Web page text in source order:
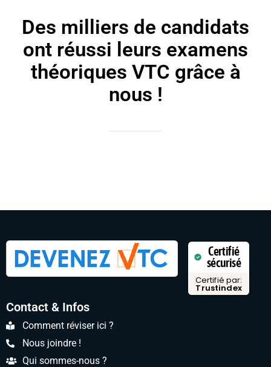
Des milliers de candidats
ont réussi leurs examens
théoriques VTC grâce à
nous !
Certifié
sécurisé
Certifié par:
Trustindex
Contact & Infos
Comment réviser ici ?
Nous joindre !
Qui sommes-nous ?